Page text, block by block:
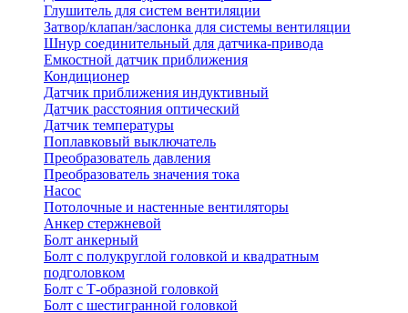
Глушитель для систем вентиляции
Затвор/клапан/заслонка для системы вентиляции
Шнур соединительный для датчика-привода
Емкостной датчик приближения
Кондиционер
Датчик приближения индуктивный
Датчик расстояния оптический
Датчик температуры
Поплавковый выключатель
Преобразователь давления
Преобразователь значения тока
Насос
Потолочные и настенные вентиляторы
Анкер стержневой
Болт анкерный
Болт с полукруглой головкой и квадратным
подголовком
Болт с Т-образной головкой
Болт с шестигранной головкой